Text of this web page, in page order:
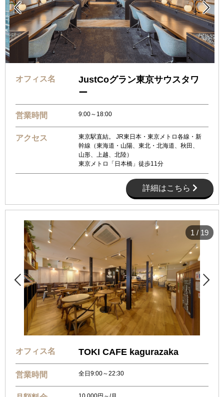
 
オフィス名
JustCoグラン東京サウスタワ
ー
営業時間 9:00～18:00
アクセス
東京駅直結。 JR東日本・東京メトロ各線・新
幹線（東海道・山陽、東北・北海道、秋田、
山形、上越、北陸）
東京メトロ「日本橋」徒歩11分
詳細はこちら
 
1 / 19
オフィス名 ​TOKI CAFE kagurazaka
営業時間 全日9:00～22:30